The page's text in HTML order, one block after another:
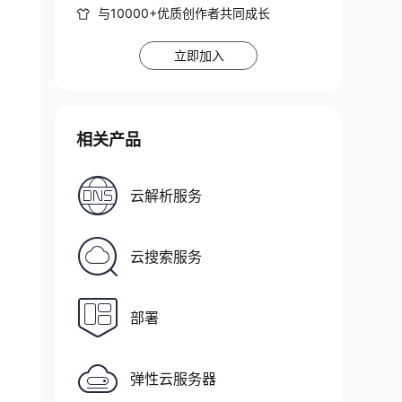
与10000+优质创作者共同成长
立即加入
相关产品
云解析服务
云搜索服务
部署
弹性云服务器